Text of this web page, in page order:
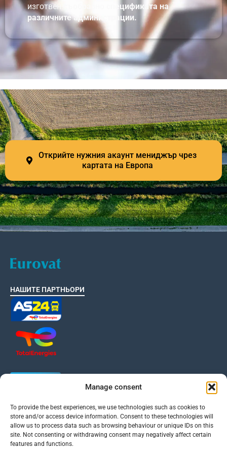
Manage consent
To provide the best experiences, we use technologies such as cookies to
store and/or access device information. Consent to these technologies will
allow us to process data such as browsing behaviour or unique IDs on this
site. Not consenting or withdrawing consent may negatively affect certain
features and functions.
изготвен
съобразно спецификата на
различните администрации.
Открийте нужния акаунт мениджър чрез
картата на Европа
НАШИТЕ ПАРТНЬОРИ
Евроват е член на International VAT Association